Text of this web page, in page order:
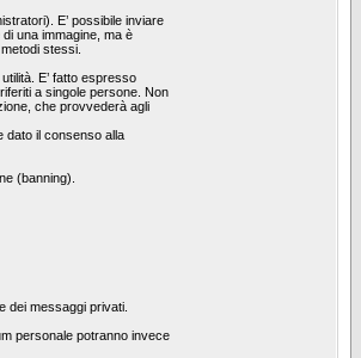
E’ possibile inviare
una immagine, ma è
stessi.
E’ fatto espresso
a singole persone. Non
che provvederà agli
dato il consenso alla
(banning).
dei messaggi privati.
personale potranno invece